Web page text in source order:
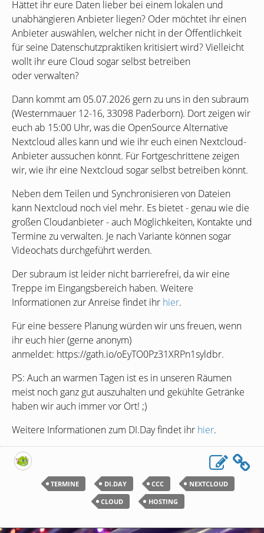
Hättet ihr eure Daten lieber bei einem lokalen und
unabhängieren Anbieter liegen? Oder möchtet ihr einen
Anbieter auswählen, welcher nicht in der Öffentlichkeit
für seine Datenschutzpraktiken kritisiert wird? Vielleicht
wollt ihr eure Cloud sogar selbst betreiben
oder verwalten?
Dann kommt am 05.07.2026 gern zu uns in den subraum
(Westernmauer 12-16, 33098 Paderborn). Dort zeigen wir
euch ab 15:00 Uhr, was die OpenSource Alternative
Nextcloud alles kann und wie ihr euch einen Nextcloud-
Anbieter aussuchen könnt. Für Fortgeschrittene zeigen
wir, wie ihr eine Nextcloud sogar selbst betreiben könnt.
Neben dem Teilen und Synchronisieren von Dateien
kann Nextcloud noch viel mehr. Es bietet - genau wie die
großen Cloudanbieter - auch Möglichkeiten, Kontakte und
Termine zu verwalten. Je nach Variante können sogar
Videochats durchgeführt werden.
Der subraum ist leider nicht barrierefrei, da wir eine
Treppe im Eingangsbereich haben. Weitere
Informationen zur Anreise findet ihr hier.
Für eine bessere Planung würden wir uns freuen, wenn
ihr euch hier (gerne anonym)
anmeldet: https://gath.io/oEyTO0Pz31XRPn1syldbr.
PS: Auch an warmen Tagen ist es in unseren Räumen
meist noch ganz gut auszuhalten und gekühlte Getränke
haben wir auch immer vor Ort! ;)
Weitere Informationen zum DI.Day findet ihr hier.
TERMINE DI.DAY CCC
NEXTCLOUD
CLOUD
HOSTING